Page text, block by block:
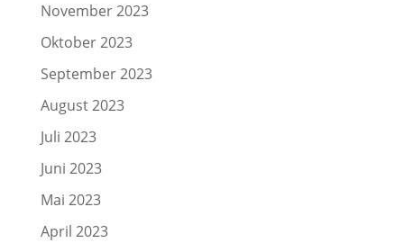
November 2023
Oktober 2023
September 2023
August 2023
Juli 2023
Juni 2023
Mai 2023
April 2023